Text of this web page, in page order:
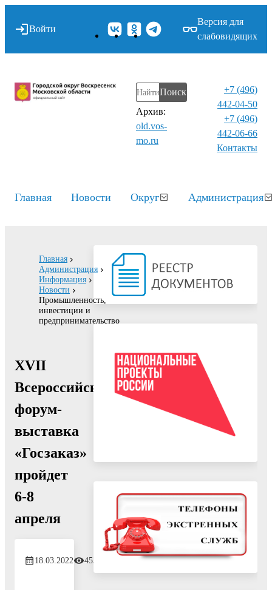
Войти
Версия для
слабовидящих
Поиск
Архив:
old.vos-
mo.ru
+7 (496)
442-04-50
+7 (496)
442-06-66
Контакты⁠
Главная Новости Округ Администрация
Главная
Администрация
Информация
Новости
Промышленность,
инвестиции и
предпринимательство
XVII
Всероссийский
форум-
выставка
«Госзаказ»
пройдет
6-8
апреля
18.03.2022 453